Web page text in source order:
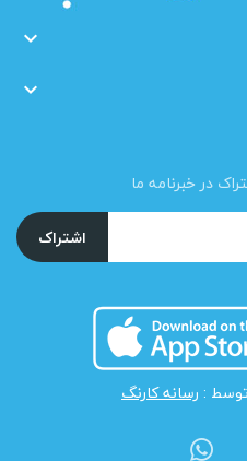


در خبرنامه ما
اشتراک
: رسانه کارنگ